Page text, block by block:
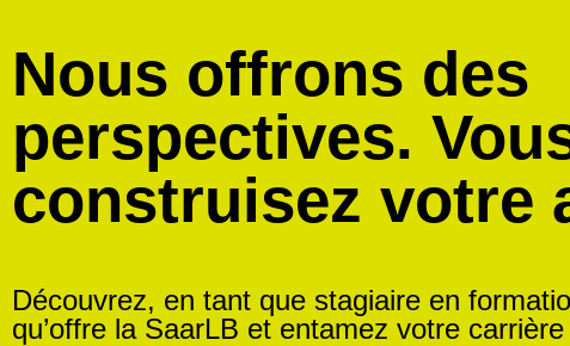
Nous offrons des
perspectives.
construisez votre
Découvrez, en tant que stagiaire en
qu’offre la SaarLB et entamez votre